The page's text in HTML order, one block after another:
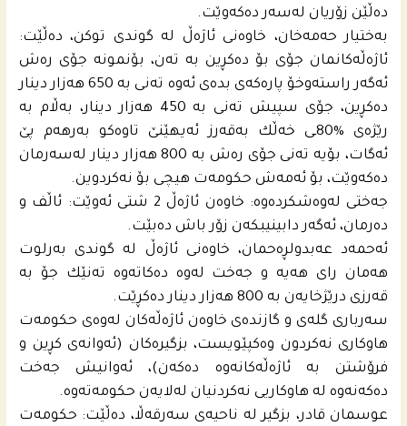
ده‌ڵێن زۆریان له‌سه‌ر ده‌كه‌وێت.
به‌ختیار حه‌مه‌خان، خاوه‌نى ئاژه‌ڵ له‌ گوندى توكن، ده‌ڵێت:
ئاژه‌ڵه‌كانمان جۆى بۆ ده‌كڕین به‌ ته‌ن، بۆنمونه‌ جۆى ره‌ش
ئه‌گه‌ر راسته‌وخۆ پاره‌كه‌ى بده‌ى ئه‌وه‌ ته‌نى به‌ 650 هه‌زار دینار
ده‌كڕین، جۆى سپیش ته‌نى به‌ 450 هه‌زار دینار، به‌ڵام به‌
رێژه‌ى %80ـى خه‌ڵك به‌قه‌رز ئه‌یهێنێ تاوه‌كو به‌رهه‌م پێ
ئه‌گات، بۆیه‌ ته‌نى جۆى ره‌ش به‌ 800 هه‌زار دینار له‌سه‌رمان
ده‌كه‌وێت، بۆ ئه‌مه‌ش حكومه‌ت هیچى بۆ نه‌كردوین.
جه‌ختى له‌وه‌شكرده‌وه‌: خاوه‌ن ئاژه‌ڵ 2 شتى ئه‌وێت: ئاڵف و
ده‌رمان، ئه‌گه‌ر دابینیبكه‌ن زۆر باش ده‌بێت.
ئه‌حمه‌د عه‌بدولڕه‌حمان، خاوه‌نى ئاژه‌ڵ له‌ گوندى به‌رلوت
هه‌مان راى هه‌یه‌ و جه‌خت له‌وه‌ ده‌كاته‌وه‌ ته‌نێك جۆ به‌
قه‌رزى درێژخایه‌ن به‌ 800 هه‌زار دینار ده‌كڕێت.
سه‌ربارى گله‌ى و گازنده‌ى خاوه‌ن ئاژه‌ڵه‌كان له‌وه‌ى حكومه‌ت
هاوكارى نه‌كردون وه‌كپێویست، بزگیره‌كان (ئەوانەی کڕین و
فرۆشتن بە ئاژەڵەکانەوە دەکەن)، ئه‌وانیش جه‌خت
ده‌كه‌نه‌وه‌ له‌ هاوكاریی نه‌كردنیان له‌لایه‌ن حكومه‌ته‌وه‌.
عوسمان قادر، بزگیر له‌ ناحیه‌ى سه‌رقه‌ڵا، ده‌ڵێت: حكومه‌ت